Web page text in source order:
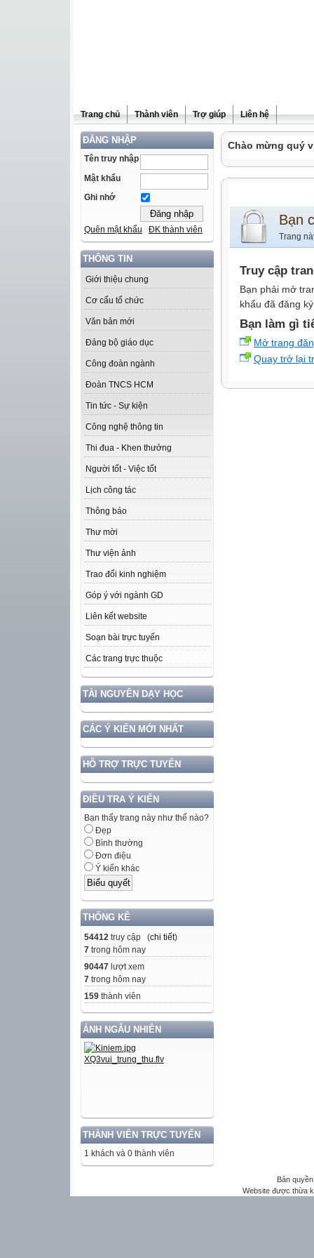
Trang chủ Thành viên Trợ giúp Liên hệ
ĐĂNG NHẬP
Tên truy nhập
Mật khẩu
Ghi nhớ
Quên mật khẩu ĐK thành viên
THÔNG TIN
Giới thiệu chung
Cơ cấu tổ chức
Văn bản mới
Đảng bộ giáo dục
Công đoàn ngành
Đoàn TNCS HCM
Tin tức - Sự kiện
Công nghệ thông tin
Thi đua - Khen thưởng
Người tốt - Việc tốt
Lịch công tác
Thông báo
Thư mời
Thư viện ảnh
Trao đổi kinh nghiệm
Góp ý với ngành GD
Liên kết website
Soạn bài trực tuyến
Các trang trực thuộc
TÀI NGUYÊN DẠY HỌC
CÁC Ý KIẾN MỚI NHẤT
HỖ TRỢ TRỰC TUYẾN
ĐIỀU TRA Ý KIẾN
Bạn thấy trang này như thế nào?
Đẹp
Bình thường
Đơn điệu
Ý kiến khác
THỐNG KÊ
54412 truy cập (chi tiết)
7 trong hôm nay
90447 lượt xem
7 trong hôm nay
159 thành viên
ẢNH NGẪU NHIÊN
THÀNH VIÊN TRỰC TUYẾN
1 khách và 0 thành viên
Chào mừng quý
Bạn
Trang
Truy cập
Bạn phải mở
khẩu đã đăng
Bạn làm gì
Mở trang
Quay trở lại
Bản
Website được thừa